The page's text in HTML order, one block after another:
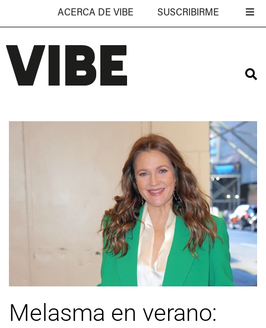
ACERCA DE VIBE SUSCRIBIRME
Melasma en verano: